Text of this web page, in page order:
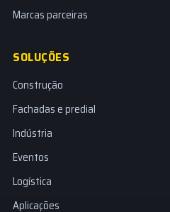
Marcas parceiras
SOLUÇÕES
Construção
Fachadas e predial
Indústria
Eventos
Logística
Aplicações